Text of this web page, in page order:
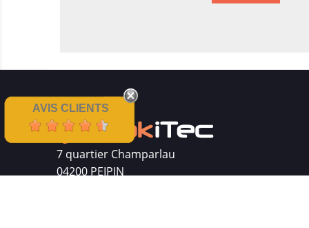
7 quartier Champarlau
04200 PEIPIN
AVIS CLIENTS